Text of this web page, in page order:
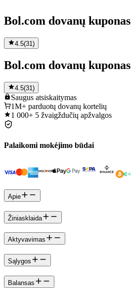
Bol.com dovanų kuponas
4.5(31 )
Bol.com dovanų kuponas
4.5(31)
Saugus atsiskaitymas
1M+ parduotų dovanų kortelių
1 000+ 5 žvaigždučių apžvalgos
Palaikomi mokėjimo būdai
Apie
Žiniasklaida
Aktyvavimas
Sąlygos
Balansas